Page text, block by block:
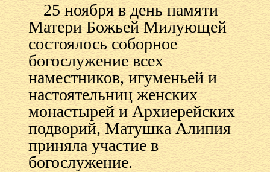
25 ноября в день памяти
Матери Божьей Милующей
состоялось соборное
богослужение всех
наместников, игуменьей и
настоятельниц женских
монастырей и Архиерейских
подворий, Матушка Алипия
приняла участие в
богослужение.